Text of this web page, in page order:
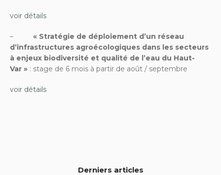
voir détails
– « Stratégie de déploiement d’un réseau
d’infrastructures agroécologiques dans les secteurs
à enjeux biodiversité et qualité de l’eau du Haut-
Var » : stage de 6 mois à partir de août / septembre
voir détails
Derniers articles